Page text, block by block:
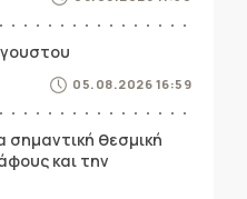
05.08.2026 16:59
σημαντική θεσμική
και την